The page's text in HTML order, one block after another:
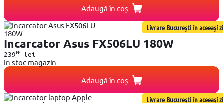
Adaugă în coș
Livrare București în aceeași zi
Incarcator Asus FX506LU 180W
23999lei
In stoc magazin
Adaugă în coș
Livrare București în aceeași zi